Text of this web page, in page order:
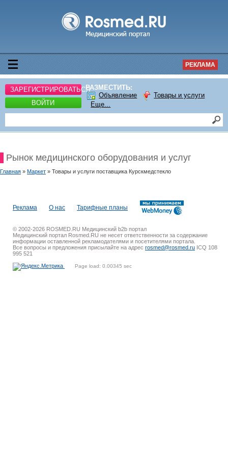
РЕКЛАМА
ЗАРЕГИСТРИРОВАТЬСЯ
ВОЙТИ
РАЗМЕСТИТЬ:
Объявление
Товары и услуги
Еще...
Рынок медицинского оборудования и услуг
Главная » Маркет » Товары и услуги поставщика Курскмедстекло
Реклама О нас Тарифные планы
© 2002-2026 ROSMED.RU Медицинский b2b портал
Медицинский портал Rosmed.RU не несет ответственности за содержание
информации оставленной рекламодателями и посетителями портала.
Все вопросы и предложения присылайте на адрес rosmed@rosmed.ru ICQ 108
995 521
Page load: 0.00345 sec